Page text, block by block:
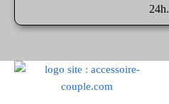
24h.